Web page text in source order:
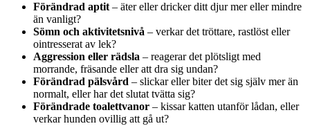
Förändrad aptit– äter eller dricker ditt djur mer eller mindre
än vanligt?
Sömn och aktivitetsnivå – verkar det tröttare, rastlöst eller
ointresserat av lek?
Aggression eller rädsla – reagerar det plötsligt med
morrande, fräsande eller att dra sig undan?
Förändrad pälsvård – slickar eller biter det sig själv mer än
normalt, eller har det slutat tvätta sig?
Förändrade toalettvanor – kissar katten utanför lådan, eller
verkar hunden ovillig att gå ut?